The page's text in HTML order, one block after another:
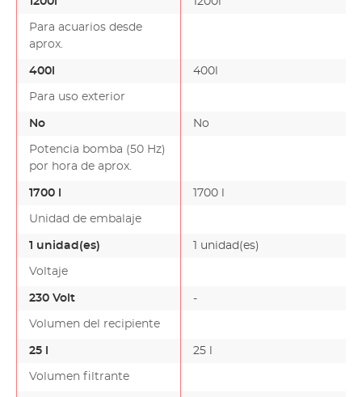
Para acuarios desde
aprox.
400l 400l
Para uso exterior
No No
Potencia bomba (50 Hz)
por hora de aprox.
1700 l 1700 l
Unidad de embalaje
1 unidad(es) 1 unidad(es)
Voltaje
230 Volt -
Volumen del recipiente
25 l 25 l
Volumen filtrante